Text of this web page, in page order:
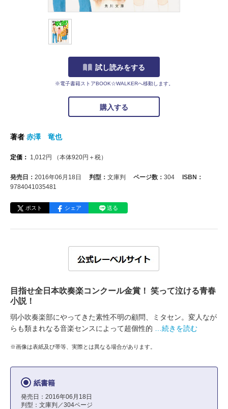
試し読みをする
※電子書籍ストアBOOK☆WALKERへ移動します。
購入する
著者 赤澤 竜也
定価： 1,012 円 （本体920円＋税）
発売日： 2016年06月18日 判型： 文庫判 ページ数： 304
ISBN：
9784041035481
ポスト シェア 送る
目指せ全日本吹奏楽コンクール金賞！ 笑って泣ける青春
小説！
弱小吹奏楽部にやってきた素性不明の顧問、ミタセン。変人なが
らも類まれなる音楽センスによって超個性的
…続きを読む
※画像は表紙及び帯等、実際とは異なる場合があります。
紙書籍
発売日：2016年06月18日
判型：文庫判／304ページ